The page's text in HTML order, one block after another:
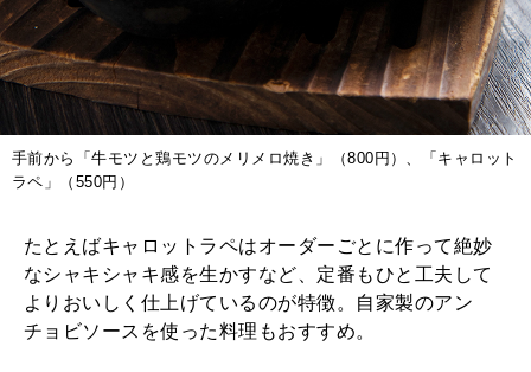
手前から「牛モツと鶏モツのメリメロ焼き」（800円）、「キャロット
ラペ」（550円）
たとえばキャロットラペはオーダーごとに作って絶妙
なシャキシャキ感を生かすなど、定番もひと工夫して
よりおいしく仕上げているのが特徴。自家製のアン
チョビソースを使った料理もおすすめ。